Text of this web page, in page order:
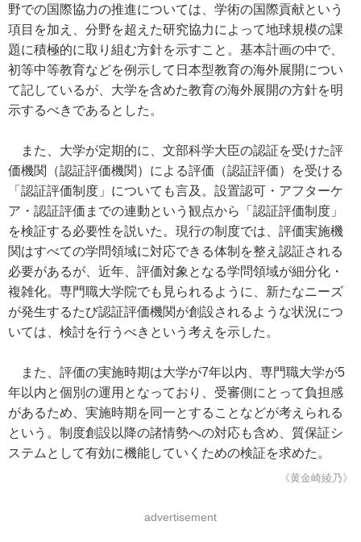
野での国際協力の推進については、学術の国際貢献という
項目を加え、分野を超えた研究協力によって地球規模の課
題に積極的に取り組む方針を示すこと。基本計画の中で、
初等中等教育などを例示して日本型教育の海外展開につい
て記しているが、大学を含めた教育の海外展開の方針を明
示するべきであるとした。
また、大学が定期的に、文部科学大臣の認証を受けた評
価機関（認証評価機関）による評価（認証評価）を受ける
「認証評価制度」についても言及。設置認可・アフターケ
ア・認証評価までの連動という観点から「認証評価制度」
を検証する必要性を説いた。現行の制度では、評価実施機
関はすべての学問領域に対応できる体制を整え認証される
必要があるが、近年、評価対象となる学問領域が細分化・
複雑化。専門職大学院でも見られるように、新たなニーズ
が発生するたび認証評価機関が創設されるような状況につ
いては、検討を行うべきという考えを示した。
また、評価の実施時期は大学が7年以内、専門職大学が5
年以内と個別の運用となっており、受審側にとって負担感
があるため、実施時期を同一とすることなどが考えられる
という。制度創設以降の諸情勢への対応も含め、質保証シ
ステムとして有効に機能していくための検証を求めた。
《黄金崎綾乃》
advertisement